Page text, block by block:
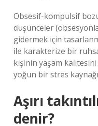
Obsesif-kompulsif
düşünceler
gidermek için
ile karakterize bir
kişinin yaşam
yoğun bir stres
Aşırı
denir?